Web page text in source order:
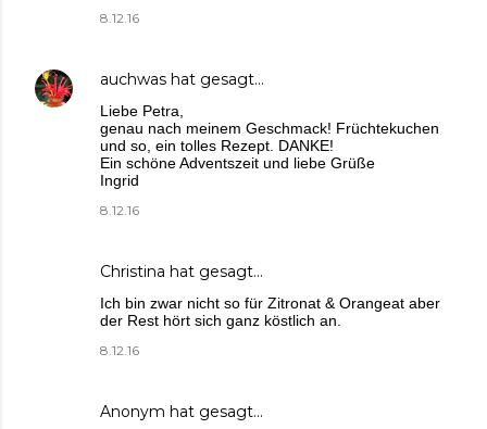
8.12.16
auchwas hat gesagt…
Liebe Petra,
genau nach meinem Geschmack! Früchtekuchen
und so, ein tolles Rezept. DANKE!
Ein schöne Adventszeit und liebe Grüße
Ingrid
8.12.16
Christina hat gesagt…
Ich bin zwar nicht so für Zitronat & Orangeat aber
der Rest hört sich ganz köstlich an.
8.12.16
Anonym hat gesagt…